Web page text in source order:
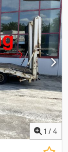
autre
, classe
comprimé,
supplément pour
modifications
sur : !,
1 / 4